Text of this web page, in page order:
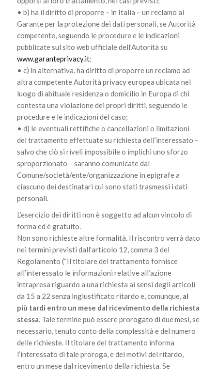
• b) ha il diritto di proporre – in Italia – un reclamo al
Garante per la protezione dei dati personali, se Autorità
competente, seguendo le procedure e le indicazioni
pubblicate sul sito web ufficiale dell’Autorità su
www.garanteprivacy.it;
• c) in alternativa, ha diritto di proporre un reclamo ad
altra competente Autorità privacy europea ubicata nel
luogo di abituale residenza o domicilio in Europa di chi
contesta una violazione dei propri diritti, seguendo le
procedure e le indicazioni del caso;
• d) le eventuali rettifiche o cancellazioni o limitazioni
del trattamento effettuate su richiesta dell’interessato –
salvo che ciò si riveli impossibile o implichi uno sforzo
sproporzionato – saranno comunicate dal
Comune/società/ente/organizzazione in epigrafe a
ciascuno dei destinatari cui sono stati trasmessi i dati
personali.
L’esercizio dei diritti non è soggetto ad alcun vincolo di
forma ed è gratuito.
Non sono richieste altre formalità. Il riscontro verrà dato
nei termini previsti dall’articolo 12, comma 3 del
Regolamento (“Il titolare del trattamento fornisce
all’interessato le informazioni relative all’azione
intrapresa riguardo a una richiesta ai sensi degli articoli
da 15 a 22 senza ingiustificato ritardo e, comunque, al
più tardi entro un mese dal ricevimento della richiesta
stessa. Tale termine può essere prorogato di due mesi, se
necessario, tenuto conto della complessità e del numero
delle richieste. Il titolare del trattamento informa
l’interessato di tale proroga, e dei motivi del ritardo,
entro un mese dal ricevimento della richiesta. Se